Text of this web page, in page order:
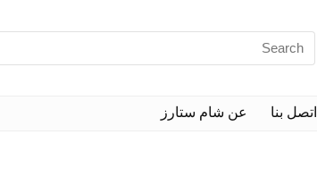
اتصل بنا عن شام ستارز